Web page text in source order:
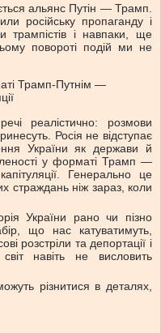
альянс Путін — Трамп.
російську пропаганду і
і навпаки, ще
повороті подій ми не
Трамп-Путнім —
реалістично: розмови
Росія не відступає
України як держави й
у форматі Трамп —
Генерально це
страждань ніж зараз, коли
України рано чи пізно
що нас катуватимуть,
розстріли та депортації і
навіть не висловить
різнитися в деталях,